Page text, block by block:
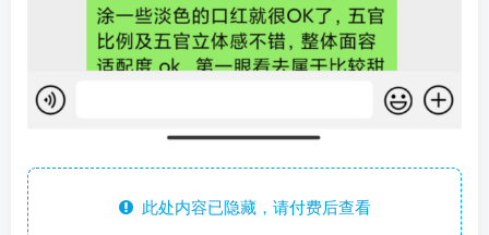
此处内容已隐藏，请付费后查看